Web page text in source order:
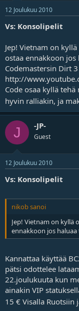
12 Joulukuu 2010
Vs: Konsolipelit
Jep! Vietnam on
ostaa ennakkoon
Codemastersin Dirt
http://
Code osaa kyllä
hyvin ralliakin, ja
J -JP-
Guest
12 Joulukuu 2010
Vs: Konsolipelit
nikob sanoi
Jep! Vietnam on kyllä
ennakkoon jos
Kannattaa käyttää
pätsi odottelee
22.joulukuuta kun
ainakin VIP
15 € Visalla Ruotsiin